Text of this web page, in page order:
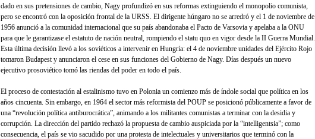
dado en sus pretensiones de cambio, Nagy profundizó en sus reformas extin­guiendo el monopolio comunista,
pero se encontró con la oposición frontal de la URSS. El diri­gente húngaro no se arredró y el 1 de noviem­bre de
1956 anunció a la comunidad interna­cional que su país abandonaba el Pacto de Varsovia y apelaba a la ONU
para que le garantizase el estatuto de nación neutral, rom­piendo el statu quo en vigor desde la II Guerra Mundial.
Esta última decisión llevó a los soviéticos a intervenir en Hungría: el 4 de noviembre unidades del Ejército Rojo
toma­ron Budapest y anunciaron el cese en sus fun­ciones del Gobierno de Nagy. Días des­pués un nuevo
ejecutivo prosoviético tomó las riendas del poder en todo el país.
El proceso de contestación al estalinismo tuvo en Polonia un comienzo más de índole social que política en los
años cincuenta. Sin embargo, en 1964 el sector más reformista del POUP se posicionó públicamente a favor de
una “revolución política antiburocrática”, animando a los militantes comunistas a terminar con la desidia y
corrupción. La direc­ción del partido rechazó la propuesta de cambio auspiciada por la “intelligentsia”; como
conse­cuencia, el país se vio sacudido por una protes­ta de intelectuales y universitarios que terminó con la